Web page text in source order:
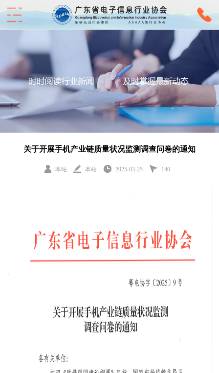
‌关于开展手机产业链质量状况监测调查问卷的通知
本站 本站 2025-03-25 140